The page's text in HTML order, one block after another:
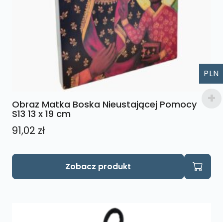
Obraz Matka Boska Nieustającej Pomocy
S13 13 x 19 cm
91,02 zł
Zobacz produkt
PLN